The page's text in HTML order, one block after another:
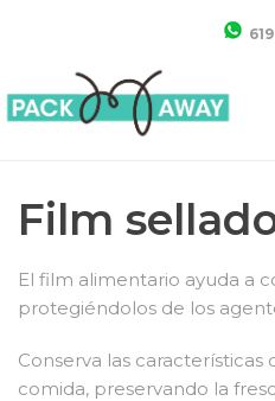
Film
El film alimentario ayuda a
protegiéndolos de los
Conserva las
comida, preservando la